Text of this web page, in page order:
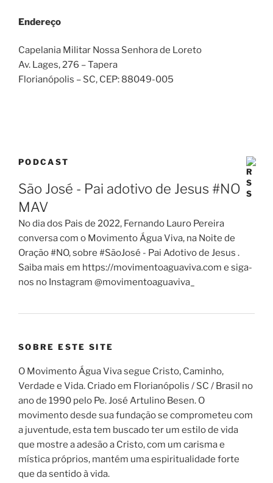
Endereço
Capelania Militar Nossa Senhora de Loreto
Av. Lages, 276 – Tapera
Florianópolis – SC, CEP: 88049-005
PODCAST
São José - Pai adotivo de Jesus #NO
MAV
No dia dos Pais de 2022, Fernando Lauro Pereira
conversa com o Movimento Água Viva, na Noite de
Oração #NO, sobre #SãoJosé - Pai Adotivo de Jesus .
Saiba mais em https://movimentoaguaviva.com e siga-
nos no Instagram @movimentoaguaviva_
SOBRE ESTE SITE
O Movimento Água Viva segue Cristo, Caminho,
Verdade e Vida. Criado em Florianópolis / SC / Brasil no
ano de 1990 pelo Pe. José Artulino Besen. O
movimento desde sua fundação se comprometeu com
a juventude, esta tem buscado ter um estilo de vida
que mostre a adesão a Cristo, com um carisma e
mística próprios, mantém uma espiritualidade forte
que da sentido à vida.